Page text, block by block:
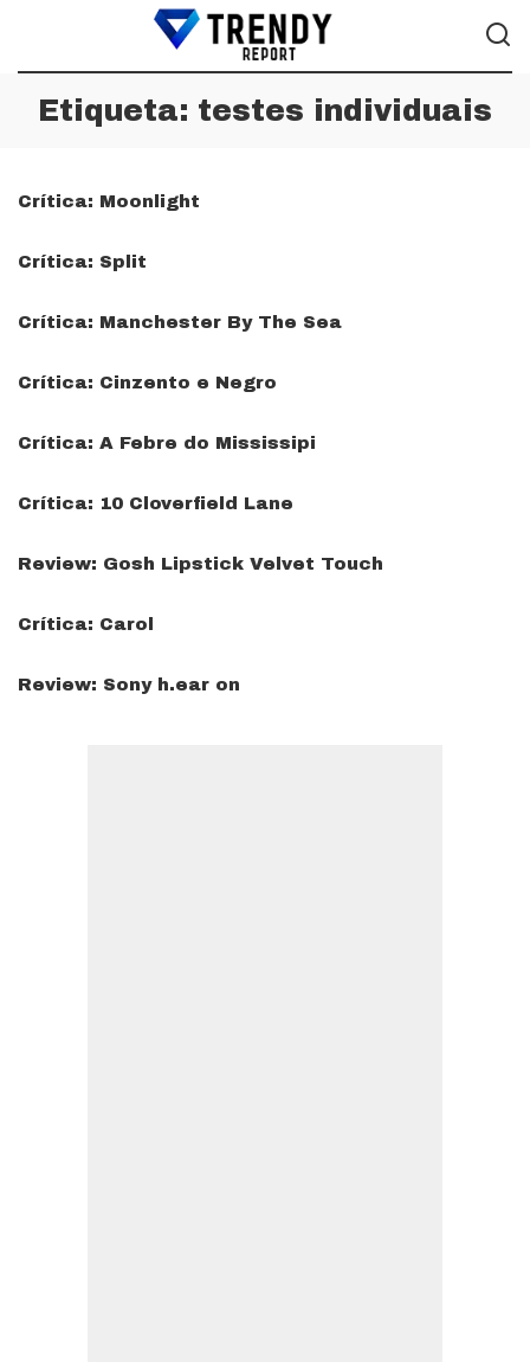
Etiqueta: testes individuais
Crítica: Moonlight
Crítica: Split
Crítica: Manchester By The Sea
Crítica: Cinzento e Negro
Crítica: A Febre do Mississipi
Crítica: 10 Cloverfield Lane
Review: Gosh Lipstick Velvet Touch
Crítica: Carol
Review: Sony h.ear on